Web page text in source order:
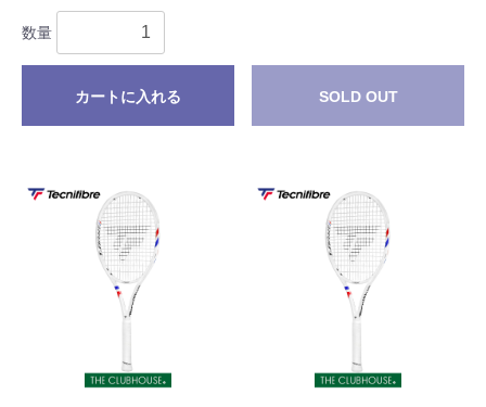
数量
カートに入れる SOLD OUT